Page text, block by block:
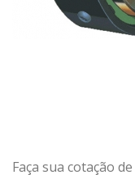
Faça sua cotação de